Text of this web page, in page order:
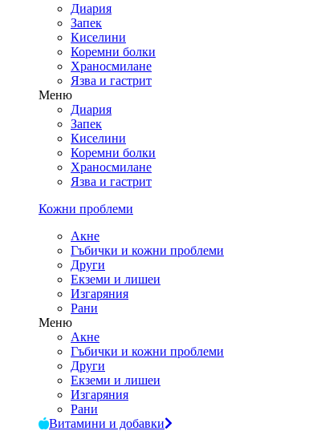
Диария
Запек
Киселини
Коремни болки
Храносмилане
Язва и гастрит
Меню
Диария
Запек
Киселини
Коремни болки
Храносмилане
Язва и гастрит
Кожни проблеми
Акне
Гъбички и кожни проблеми
Други
Екземи и лишеи
Изгаряния
Рани
Меню
Акне
Гъбички и кожни проблеми
Други
Екземи и лишеи
Изгаряния
Рани
Витамини и добавки